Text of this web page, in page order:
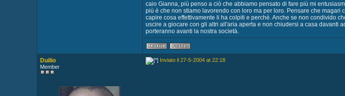
caio Gianna, più penso a ciò che abbiamo pensato di fare più mi
più è che non stiamo lavorendo con loro ma per loro. Pensare che
capire cosa effettivamente li ha colpiti e perchè. Anche se non condivido
uscire a giocare con gli altri all'aria aperta e non chiudersi a casa davanti
porteranno avanti la nostra società.
Duilio
Member
Inviato il 27-5-2004 at 22:18